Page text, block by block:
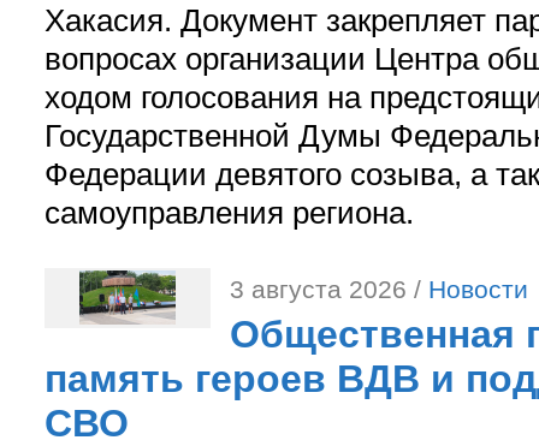
Хакасия. Документ закрепляет
вопросах организации Центра
ходом голосования на
Государственной Думы
Федерации девятого созыва, а
самоуправления региона.
3 августа 2026 / Новости
Общественная
память героев ВДВ и
СВО